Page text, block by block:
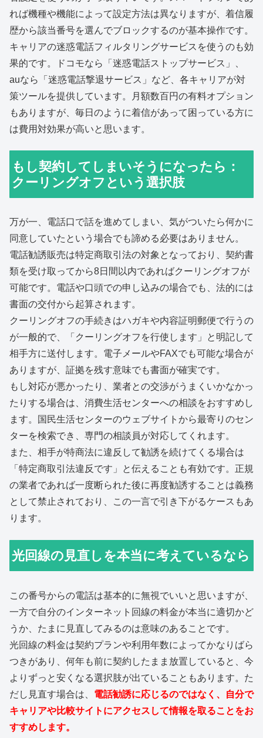
れば機種や機能によって設定方法は異なりますが、着信履
歴から該当番号を選んでブロックするのが基本操作です。
キャリアの迷惑電話フィルタリングサービスを使うのも効
果的です。ドコモなら「迷惑電話ストップサービス」、
auなら「迷惑電話撃退サービス」など、各キャリアが対
策ツールを提供しています。月額数百円の有料オプション
もありますが、毎日のように着信があって困っている方に
は費用対効果が高いと思います。
もし契約してしまいそうになったら：
クーリングオフという選択肢
万が一、電話口で話を進めてしまい、気がついたら何かに
同意していたという場合でも諦める必要はありません。
電話勧誘販売は特定商取引法の対象となっており、契約書
類を受け取ってから8日間以内であればクーリングオフが
可能です。電話や口頭での申し込みの場合でも、法的には
書面の交付から起算されます。
クーリングオフの手続きはハガキや内容証明郵便で行うの
が一般的で、「クーリングオフを行使します」と明記して
相手方に送付します。電子メールやFAXでも可能な場合が
ありますが、証拠を残す意味でも書面が確実です。
もし対応が悪かったり、業者との交渉がうまくいかなかっ
たりする場合は、消費生活センターへの相談をおすすめし
ます。国民生活センターのウェブサイトから最寄りのセン
ターを検索でき、専門の相談員が対応してくれます。
また、相手が特商法に違反して勧誘を続けてくる場合は
「特定商取引法違反です」と伝えることも有効です。正規
の業者であれば一度断られた後に再度勧誘することは義務
として禁止されており、この一言で引き下がるケースもあ
ります。
光回線の見直しを本当に考えているなら
この番号からの電話は基本的に無視でいいと思いますが、
一方で自分のインターネット回線の料金が本当に適切かど
うか、たまに見直してみるのは意味のあることです。
光回線の料金は契約プランや利用年数によってかなりばら
つきがあり、何年も前に契約したまま放置していると、今
よりずっと安くなる選択肢が出ていることもあります。た
だし見直す場合は、 電話勧誘に応じるのではなく、自分で
キャリアや比較サイトにアクセスして情報を取ることをお
すすめします。